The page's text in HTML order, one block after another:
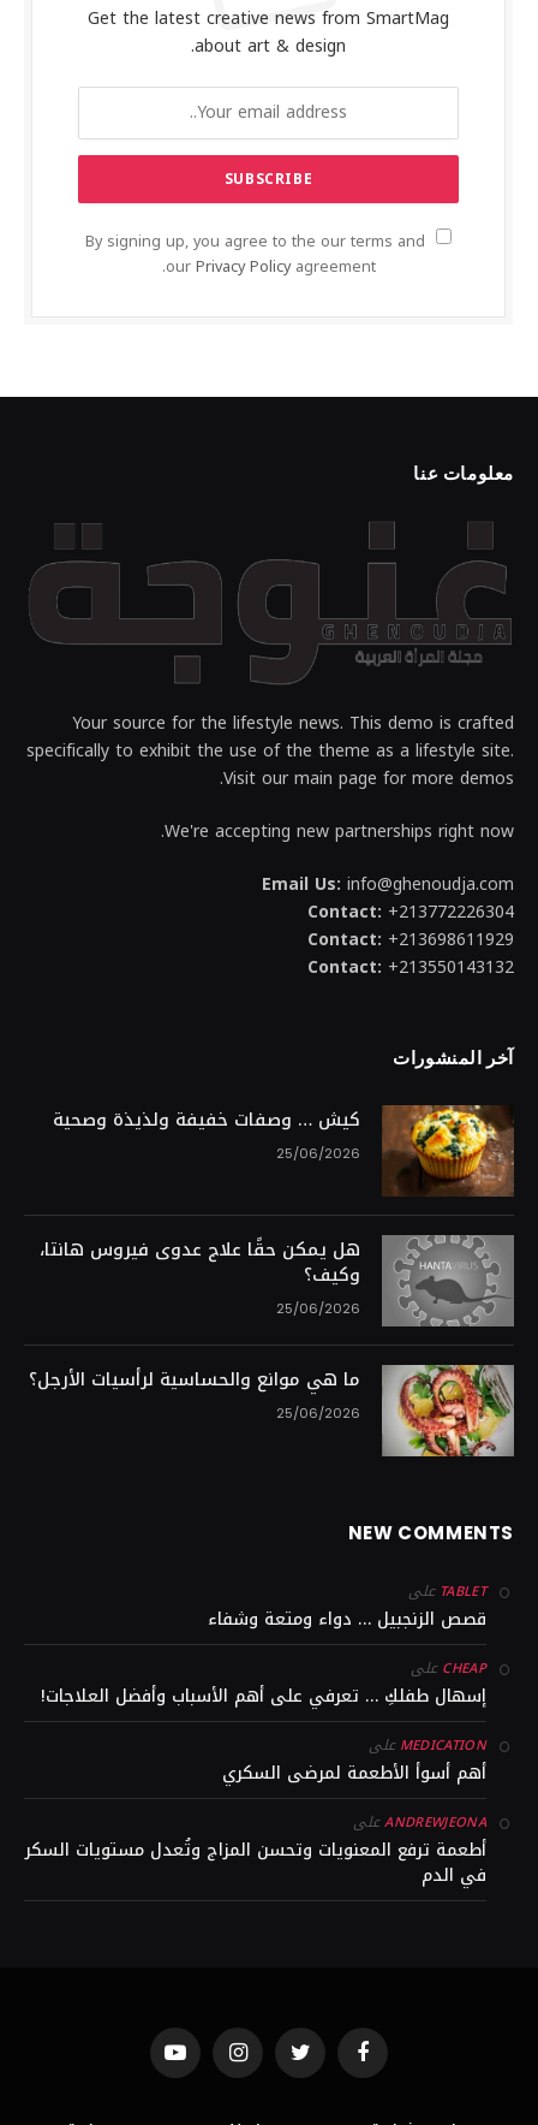
Get the latest creative news from SmartMag
about art & design.
By signing up, you agree to the our terms and
ourPrivacy Policyagreement.
معلومات عنا
Your source for the lifestyle news. This demo is crafted
specifically to exhibit the use of the theme as a lifestyle site.
Visit our main page for more demos.
We're accepting new partnerships right now.
Email Us: info@ghenoudja.com
Contact: +213772226304
Contact: +213698611929
Contact: +213550143132
آخر المنشورات
كيش … وصفات خفيفة ولذيذة وصحية
25/06/2026
هل يمكن حقًا علاج عدوى فيروس هانتا،
وكيف؟
25/06/2026
ما هي موانع والحساسية لرأسيات الأرجل؟
25/06/2026
NEW COMMENTS
TABLET على
قصص الزنجبيل … دواء ومتعة وشفاء
CHEAPعلى
إسهال طفلكِ … تعرفي على أهم الأسباب وأفضل العلاجات!
MEDICATIONعلى
أهم أسوأ الأطعمة لمرضى السكري
ANDREWJEONAعلى
أطعمة ترفع المعنويات وتحسن المزاج وتُعدل مستويات السكر
في الدم
Facebook
Twitter
Instagram
YouTube